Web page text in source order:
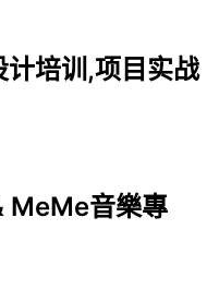
培训,项目实战
MeMe音樂專